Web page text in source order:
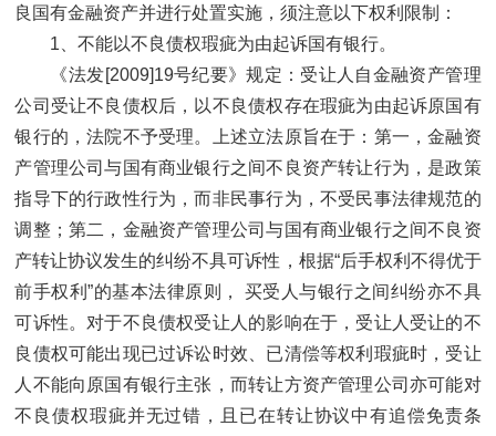
良国有金融资产并进行处置实施，须注意以下权利限制：
1、不能以不良债权瑕疵为由起诉国有银行。
《法发[2009]19号纪要》规定：受让人自金融资产管理
公司受让不良债权后，以不良债权存在瑕疵为由起诉原国有
银行的，法院不予受理。上述立法原旨在于：第一，金融资
产管理公司与国有商业银行之间不良资产转让行为，是政策
指导下的行政性行为，而非民事行为，不受民事法律规范的
调整；第二，金融资产管理公司与国有商业银行之间不良资
产转让协议发生的纠纷不具可诉性，根据“后手权利不得优于
前手权利”的基本法律原则， 买受人与银行之间纠纷亦不具
可诉性。对于不良债权受让人的影响在于，受让人受让的不
良债权可能出现已过诉讼时效、已清偿等权利瑕疵时，受让
人不能向原国有银行主张，而转让方资产管理公司亦可能对
不良债权瑕疵并无过错，且已在转让协议中有追偿免责条